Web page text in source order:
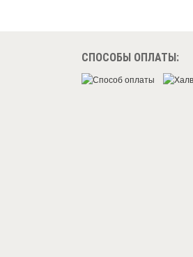
СПОСОБЫ ОПЛАТЫ: